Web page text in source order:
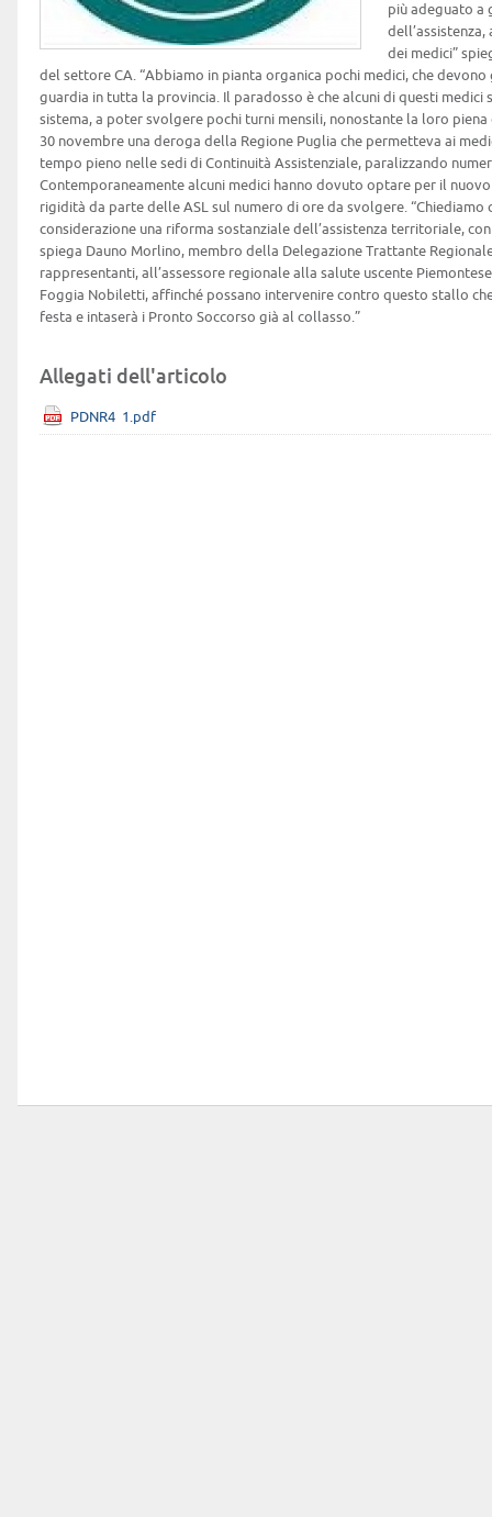
più adeguato a
dei medici”
del settore CA. “Abbiamo in pianta organica pochi medici, che
guardia in tutta la provincia. Il paradosso è che alcuni di questi
sistema, a poter svolgere pochi turni mensili, nonostante la loro
30 novembre una deroga della Regione Puglia che permetteva ai
tempo pieno nelle sedi di Continuità Assistenziale, paralizzando
Contemporaneamente alcuni medici hanno dovuto optare per il
rigidità da parte delle ASL sul numero di ore da svolgere. “Chiediamo
considerazione una riforma sostanziale dell’assistenza territoriale,
spiega Dauno Morlino, membro della Delegazione Trattante
rappresentanti, all’assessore regionale alla salute uscente
Foggia Nobiletti, affinché possano intervenire contro questo stallo
festa e intaserà i Pronto Soccorso già al collasso.”
Allegati dell'articolo
PDNR4_1.pdf